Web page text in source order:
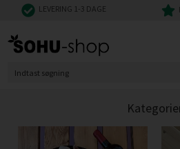
LEVERING 1-3 DAGE